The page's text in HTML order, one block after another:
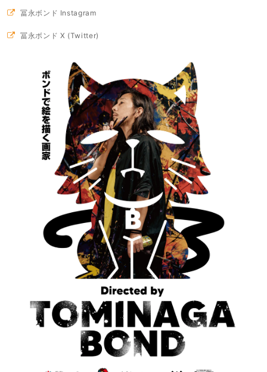
冨永ボンド Instagram
冨永ボンド X (Twitter)